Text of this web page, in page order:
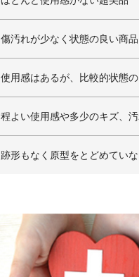
傷汚れが少なく状態の良い商品
使用感はあるが、比較的状態
程よい使用感や多少のキズ、
跡形もなく原型をとどめてい